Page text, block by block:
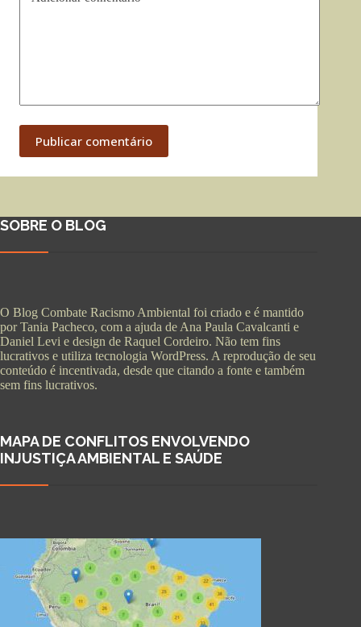
Publicar comentário
SOBRE O BLOG
O Blog Combate Racismo Ambiental foi criado e é mantido
por Tania Pacheco, com a ajuda de Ana Paula Cavalcanti e
Daniel Levi e design de Raquel Cordeiro. Não tem fins
lucrativos e utiliza tecnologia WordPress. A reprodução de seu
conteúdo é incentivada, desde que citando a fonte e também
sem fins lucrativos.
MAPA DE CONFLITOS ENVOLVENDO
INJUSTIÇA AMBIENTAL E SAÚDE